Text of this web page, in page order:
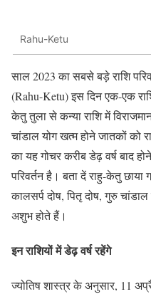
Rahu-Ketu
साल 2023 का सबसे बड़े राशि
(Rahu-Ketu) इस दिन एक-एक
केतु तुला से कन्या राशि में
चांडाल योग खत्म होने जातकों को
का यह गोचर करीब डेढ़ वर्ष बाद
परिवर्तन है। बता दें राहु-केतु
कालसर्प दोष, पितृ दोष, गुरु
अशुभ होते हैं।
इन राशियों में डेढ़ वर्ष रहेंगे
ज्योतिष शास्त्र के अनुसार, 11